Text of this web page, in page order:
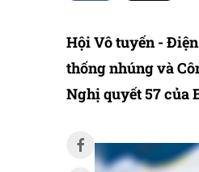
Hội Vô tuyến -
thống nhúng và
Nghị quyết 57 của